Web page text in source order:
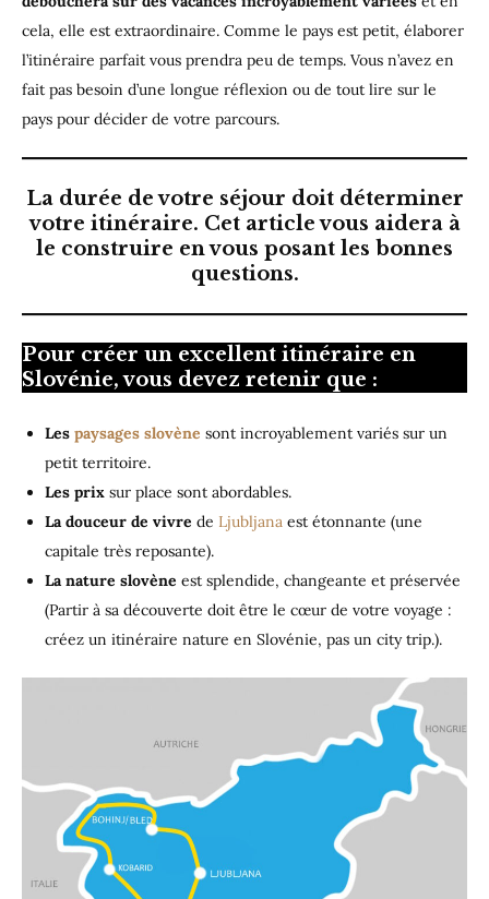
cela, elle est extraordinaire. Comme le pays est petit, élaborer
l’itinéraire parfait vous prendra peu de temps. Vous n’avez en
fait pas besoin d’une longue réflexion ou de tout lire sur le
pays pour décider de votre parcours.
La durée de votre séjour doit déterminer
votre itinéraire. Cet article vous aidera à
le construire en vous posant les bonnes
questions.
Pour créer un excellent itinéraire en
Slovénie, vous devez retenir que :
Les paysages slovène sont incroyablement variés sur un
petit territoire.
Les prix sur place sont abordables.
La douceur de vivre de Ljubljana est étonnante (une
capitale très reposante).
La nature slovène est splendide, changeante et préservée
(Partir à sa découverte doit être le cœur de votre voyage :
créez un itinéraire nature en Slovénie, pas un city trip.).